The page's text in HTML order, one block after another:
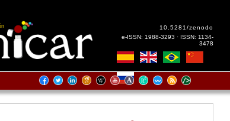
10.5281/zenodo
e-ISSN: 1988-3293 · ISSN: 1134-
3478